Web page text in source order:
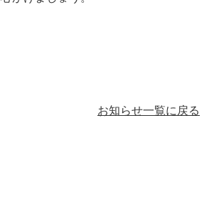
お知らせ一覧に戻る